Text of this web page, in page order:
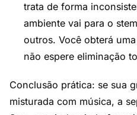
trata de forma
ambiente vai para o
outros. Você obterá
não espere eliminação
Conclusão prática: se sua
misturada com música, a